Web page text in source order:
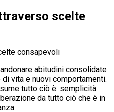
scelte
consapevoli
abitudini consolidate
vita e nuovi comportamenti.
tutto ciò è: semplicità.
da tutto ciò che è in